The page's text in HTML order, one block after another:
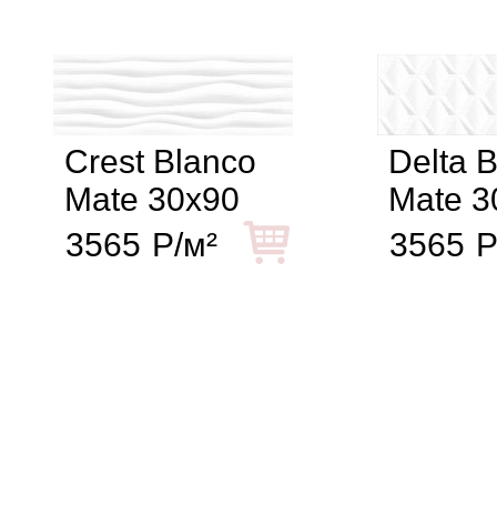
Crest Blanco
Mate 30x90
3565 Р/м²
Delta
Mate
3565